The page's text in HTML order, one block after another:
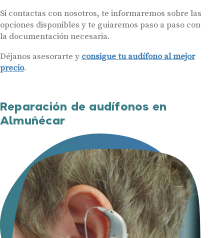
Si contactas con nosotros, te informaremos sobre las
opciones disponibles y te guiaremos paso a paso con
la documentación necesaria.
Déjanos asesorarte y consigue tu audífono al mejor
precio.
Reparación de audífonos en
Almuñécar